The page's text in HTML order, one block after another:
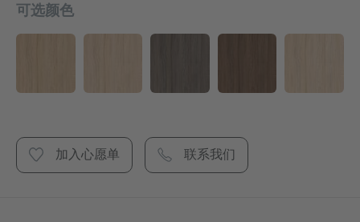
可选颜色
加入心愿单 联系我们